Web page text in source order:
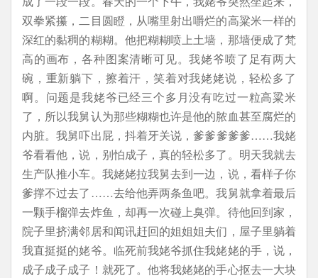
双拳紧攥，二目圆瞪，从嘴里射出嚼烂的高粱米一样的
深红的黏稠的糊糊。他把糊糊喷上土墙，那墙便成了梵
高的画布，各种图案清晰可见。我姥爷喷了足有两大
碗，重新躺下，擦着汗，笑着对我姥姥说，轻松多了
啊。问题是我姥爷已经三个多月没有吃过一粒高粱米
了，所以我舅认为那些糊糊也许是他的脓血甚至腐烂的
内脏。我舅吓出屁，抖着牙关说，爹爹爹爹爹……我姥
爷看看他，说，别怕成子，真的轻松多了。明天我就去
生产队推小车。我姥姥拉我舅去到一边，说，看样子你
爹撑不过去了……去给他弄两条鱼吧。我舅就拿着最后
一颗手榴弹去炸鱼，却再一次碰上臭弹。待他回到家，
院子里挤满邻居和闻讯赶回的姐姐姐夫们，屋子里躺着
我直挺挺的姥爷。临死前我姥爷抓住我姥姥的手，说，
成子成子成子！就死了。他将我姥姥的手心抠去一大块